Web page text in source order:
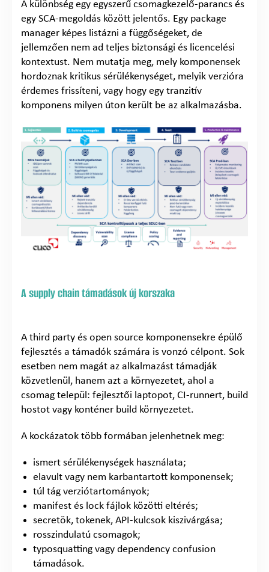
A különbség egy egyszerű csomagkezelő-parancs és
egy SCA-megoldás között jelentős. Egy package
manager képes listázni a függőségeket, de
jellemzően nem ad teljes biztonsági és licencelési
kontextust. Nem mutatja meg, mely komponensek
hordoznak kritikus sérülékenységet, melyik verzióra
érdemes frissíteni, vagy hogy egy tranzitív
komponens milyen úton került be az alkalmazásba.
A supply chain támadások új korszaka
A third party és open source komponensekre épülő
fejlesztés a támadók számára is vonzó célpont. Sok
esetben nem magát az alkalmazást támadják
közvetlenül, hanem azt a környezetet, ahol a
csomag települ: fejlesztői laptopot, CI-runnert, build
hostot vagy konténer build környezetet.
A kockázatok több formában jelenhetnek meg:
ismert sérülékenységek használata;
elavult vagy nem karbantartott komponensek;
túl tág verziótartományok;
manifest és lock fájlok közötti eltérés;
secretök, tokenek, API-kulcsok kiszivárgása;
rosszindulatú csomagok;
typosquatting vagy dependency confusion
támadások.